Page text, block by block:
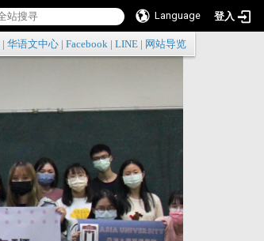
Language 登入
:::
华语文中心 Facebook LINE 网站导览